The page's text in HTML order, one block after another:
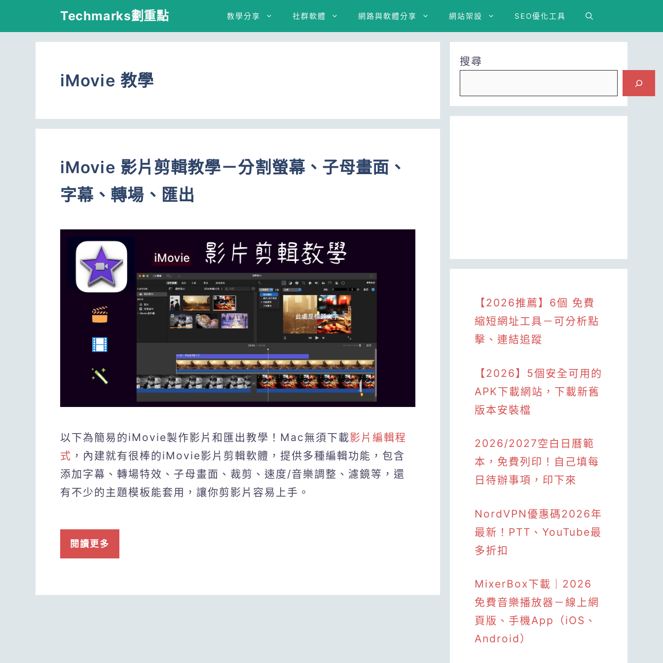
Techmarks劃重點 教學分享 社群軟體 網路與軟體分享 網站架設 SEO優化工具
iMovie 教學
iMovie 影片剪輯教學－分割螢幕、子母畫面、
字幕、轉場、匯出
以下為簡易的iMovie製作影片和匯出教學！Mac無須下載影片編輯程
式 ，內建就有很棒的iMovie影片剪輯軟體，提供多種編輯功能，包含
添加字幕、轉場特效、子母畫面、裁剪、速度/音樂調整、濾鏡等，還
有不少的主題模板能套用，讓你剪影片容易上手。
閱讀更多
搜尋
【2026推薦】6個 免費
縮短網址工具－可分析點
擊、連結追蹤
【2026】5個安全可用的
APK下載網站，下載新舊
版本安裝檔
2026/2027空白日曆範
本，免費列印！自己填每
日待辦事項，印下來
NordVPN優惠碼2026年
最新！PTT、YouTube最
多折扣
MixerBox下載｜2026
免費音樂播放器－線上網
頁版、手機App（iOS、
Android）